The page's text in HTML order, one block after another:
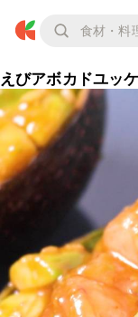
えびアボカドユッケ